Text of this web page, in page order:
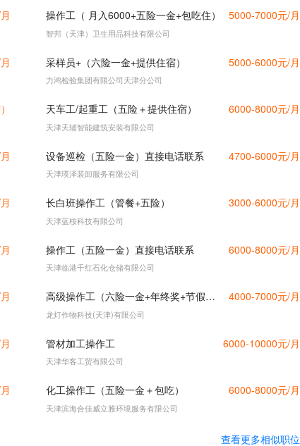
操作工（ 月入6000+五险一金+包吃住） 5000-7000元/月
智邦（天津）卫生用品科技有限公司
采样员+（六险一金+提供住宿） 5000-6000元/月
力鸿检验集团有限公司天津分公司
天车工/起重工（五险＋提供住宿） 6000-8000元/月
天津天辅智能建筑安装有限公司
设备巡检（五险一金）直接电话联系 4700-6000元/月
天津瑛泽装卸服务有限公司
长白班操作工（管餐+五险） 3000-6000元/月
天津蓝桉科技有限公司
操作工（五险一金）直接电话联系 6000-8000元/月
天津临港千红石化仓储有限公司
高级操作工（六险一金+年终奖+节假日福利） 4000-7000元/月
龙灯作物科技(天津)有限公司
管材加工操作工 6000-10000元/月
天津华客工贸有限公司
化工操作工（五险一金＋包吃） 6000-8000元/月
天津滨海合佳威立雅环境服务有限公司
查看更多相似职位